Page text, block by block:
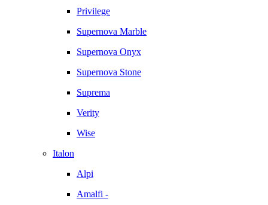
Privilege
Supernova Marble
Supernova Onyx
Supernova Stone
Suprema
Verity
Wise
Italon
Alpi
Amalfi -